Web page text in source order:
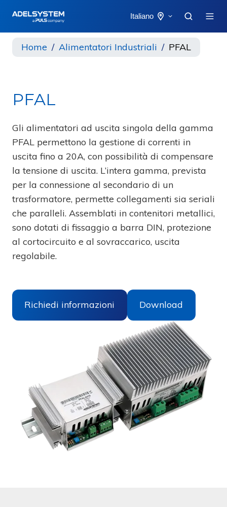
Italiano
Home Alimentatori Industriali PFAL
PFAL
Gli alimentatori ad uscita singola della gamma
PFAL permettono la gestione di correnti in
uscita fino a 20A, con possibilità di compensare
la tensione di uscita. L’intera gamma, prevista
per la connessione al secondario di un
trasformatore, permette collegamenti sia seriali
che paralleli. Assemblati in contenitori metallici,
sono dotati di fissaggio a barra DIN, protezione
al cortocircuito e al sovraccarico, uscita
regolabile.
Richiedi informazioni Download